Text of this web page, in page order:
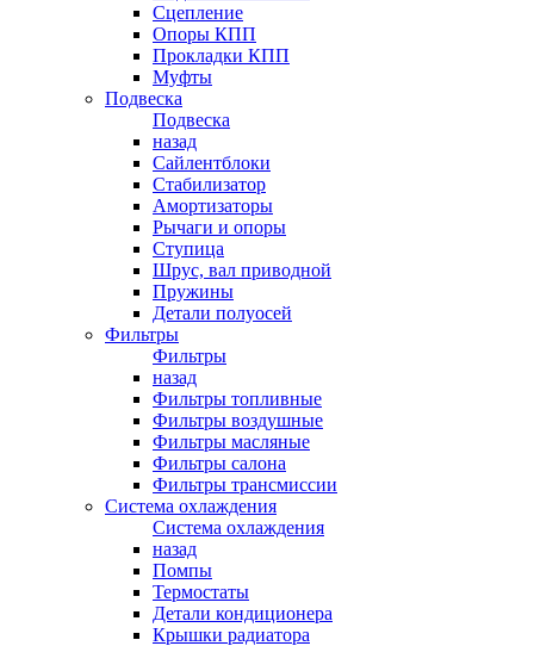
Сцепление
Опоры КПП
Прокладки КПП
Муфты
Подвеска
Подвеска
назад
Сайлентблоки
Стабилизатор
Амортизаторы
Рычаги и опоры
Ступица
Шрус, вал приводной
Пружины
Детали полуосей
Фильтры
Фильтры
назад
Фильтры топливные
Фильтры воздушные
Фильтры масляные
Фильтры салона
Фильтры трансмиссии
Система охлаждения
Система охлаждения
назад
Помпы
Термостаты
Детали кондиционера
Крышки радиатора